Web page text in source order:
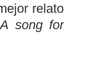
relato
A song for